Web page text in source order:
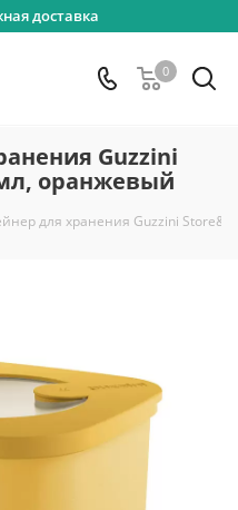
доставка
0
Guzzini
оранжевый
для хранения Guzzini